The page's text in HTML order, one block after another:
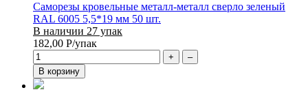
Саморезы кровельные металл-металл сверло зеленый
RAL 6005 5,5*19 мм 50 шт.
В наличии 27 упак
182,00 Р/упак
+
–
В корзину